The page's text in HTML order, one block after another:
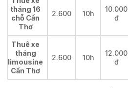
tháng 16
chỗ Cần
Thơ
2.600 10h
10.000
đ
Thuê xe
tháng
limousine
Cần Thơ
2.600 10h
12.000
đ